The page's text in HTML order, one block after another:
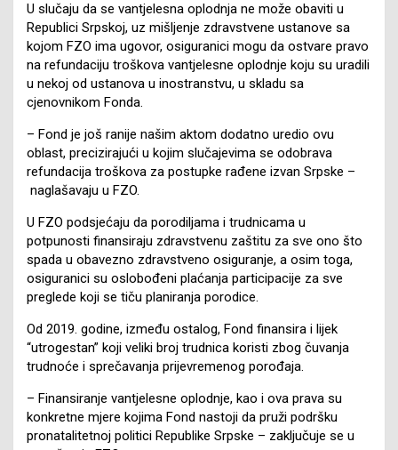
U slučaju da se vantjelesna oplodnja ne može obaviti u
Republici Srpskoj, uz mišljenje zdravstvene ustanove sa
kojom FZO ima ugovor, osiguranici mogu da ostvare pravo
na refundaciju troškova vantjelesne oplodnje koju su uradili
u nekoj od ustanova u inostranstvu, u skladu sa
cjenovnikom Fonda.
– Fond je još ranije našim aktom dodatno uredio ovu
oblast, precizirajući u kojim slučajevima se odobrava
refundacija troškova za postupke rađene izvan Srpske –
naglašavaju u FZO.
U FZO podsjećaju da porodiljama i trudnicama u
potpunosti finansiraju zdravstvenu zaštitu za sve ono što
spada u obavezno zdravstveno osiguranje, a osim toga,
osiguranici su oslobođeni plaćanja participacije za sve
preglede koji se tiču planiranja porodice.
Od 2019. godine, između ostalog, Fond finansira i lijek
“utrogestan” koji veliki broj trudnica koristi zbog čuvanja
trudnoće i sprečavanja prijevremenog porođaja.
– Finansiranje vantjelesne oplodnje, kao i ova prava su
konkretne mjere kojima Fond nastoji da pruži podršku
pronatalitetnoj politici Republike Srpske – zaključuje se u